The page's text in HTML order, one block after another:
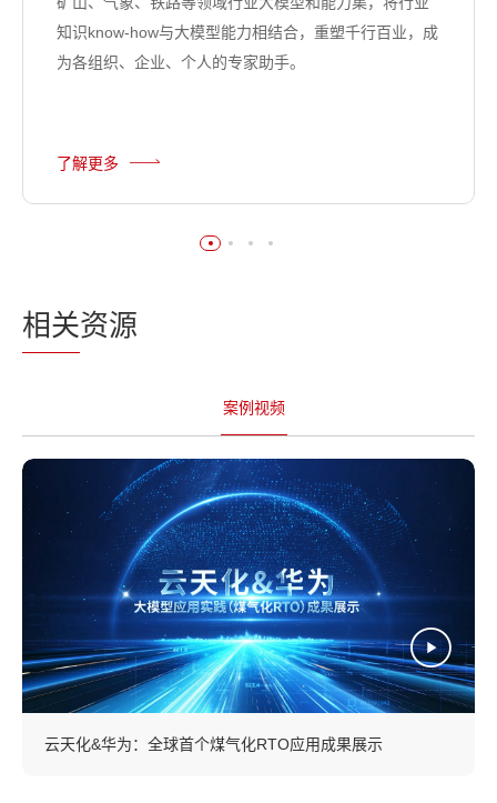
知识know-how与大模型能力相结合，重塑千行百业，成
为各组织、企业、个人的专家助手。
了解更多
相关资源
案例视频
云天化&华为：全球首个煤气化RTO应用成果展示